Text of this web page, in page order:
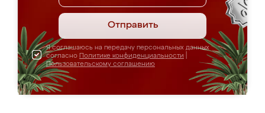
Отправить
Я соглашаюсь на передачу персональных данных
согласно Политике конфиденциальности
Пользовательскому соглашению